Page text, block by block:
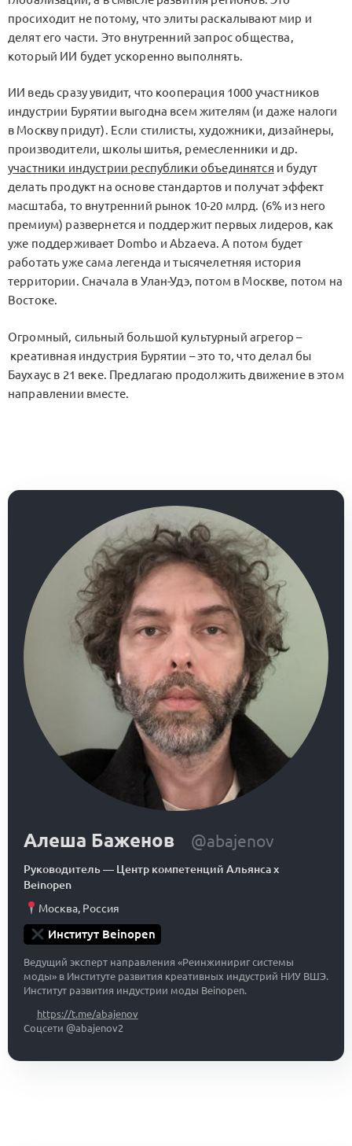
просиходит не потому, что элиты раскалывают мир и
делят его части. Это внутренний запрос общества,
который ИИ будет ускоренно выполнять.
ИИ ведь сразу увидит, что кооперация 1000 участников
индустрии Бурятии выгодна всем жителям (и даже налоги
в Москву придут). Если стилисты, художники, дизайнеры,
производители, школы шитья, ремесленники и др.
участники индустрии республики объединятся и будут
делать продукт на основе стандартов и получат эффект
масштаба, то внутренний рынок 10-20 млрд. (6% из него
премиум) развернется и поддержит первых лидеров, как
уже поддерживает Dombo и Abzaeva. А потом будет
работать уже сама легенда и тысячелетняя история
территории. Сначала в Улан-Удэ, потом в Москве, потом на
Востоке.
Огромный, сильный большой культурный агрегор –
креативная индустрия Бурятии – это то, что делал бы
Баухаус в 21 веке. Предлагаю продолжить движение в этом
направлении вместе.
Алеша Баженов @abajenov
Руководитель— Центр компетенций Альянса x
Beinopen
Москва, Россия
Институт Beinopen
Ведущий эксперт направления «Реинжинириг системы
моды» в Институте развития креативных индустрий НИУ ВШЭ.
Институт развития индустрии моды Beinopen.
https://t.me/abajenov
Соцсети @abajenov2